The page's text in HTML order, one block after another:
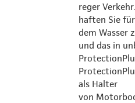
reger
haften Sie
dem Wasser
und das in
als Halter
von